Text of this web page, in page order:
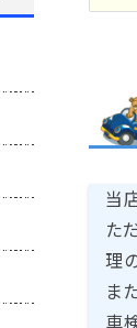
当
た
理
ま
車